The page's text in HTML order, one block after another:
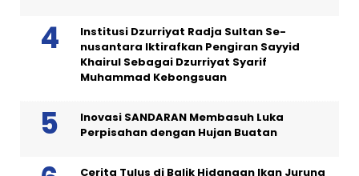
Institusi Dzurriyat Radja Sultan Se-
nusantara Iktirafkan Pengiran Sayyid
Khairul Sebagai Dzurriyat Syarif
Muhammad Kebongsuan
Inovasi SANDARAN Membasuh Luka
Perpisahan dengan Hujan Buatan
Cerita Tulus di Balik Hidangan Ikan Jurung